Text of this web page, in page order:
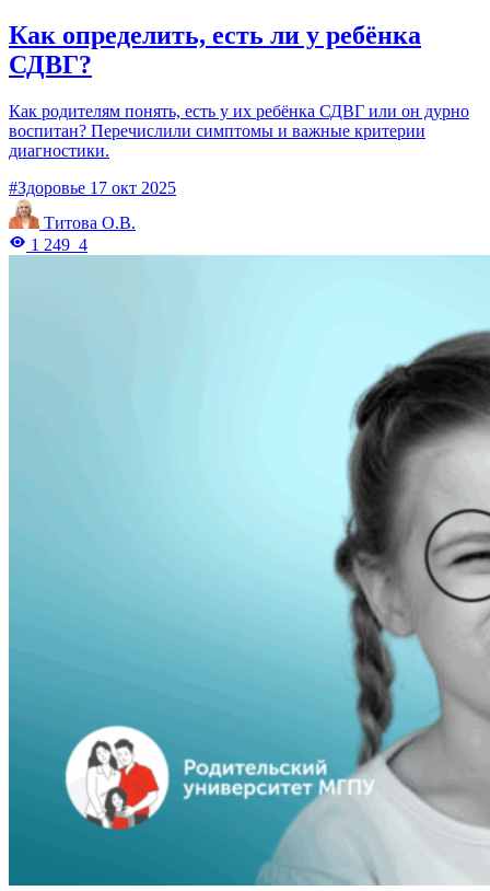
Как определить, есть ли у ребёнка
СДВГ?
Как родителям понять, есть у их ребёнка СДВГ или он дурно
воспитан? Перечислили симптомы и важные критерии
диагностики.
#Здоровье 17 окт 2025
Титова О.В.
1 249 4